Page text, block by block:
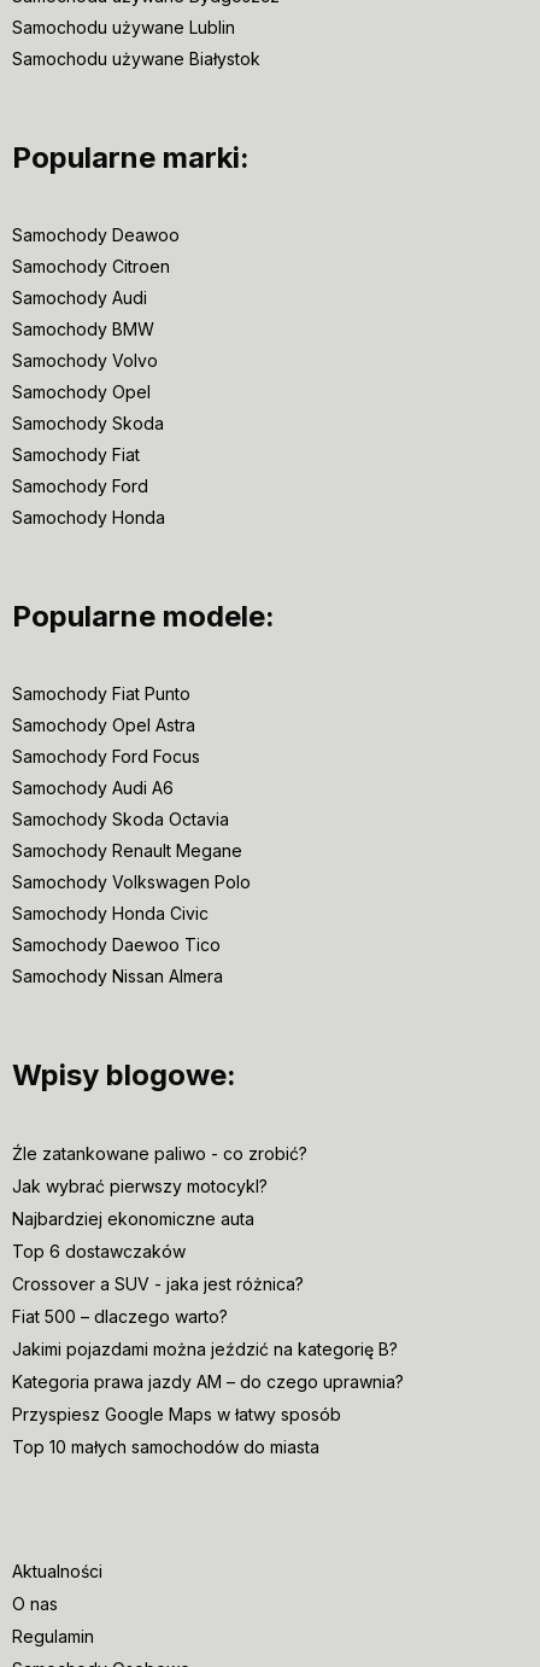
Samochodu używane Lublin
Samochodu używane Białystok
Popularne marki:
Samochody Deawoo
Samochody Citroen
Samochody Audi
Samochody BMW
Samochody Volvo
Samochody Opel
Samochody Skoda
Samochody Fiat
Samochody Ford
Samochody Honda
Popularne modele:
Samochody Fiat Punto
Samochody Opel Astra
Samochody Ford Focus
Samochody Audi A6
Samochody Skoda Octavia
Samochody Renault Megane
Samochody Volkswagen Polo
Samochody Honda Civic
Samochody Daewoo Tico
Samochody Nissan Almera
Wpisy blogowe:
Źle zatankowane paliwo - co zrobić?
Jak wybrać pierwszy motocykl?
Najbardziej ekonomiczne auta
Top 6 dostawczaków
Crossover a SUV - jaka jest różnica?
Fiat 500 – dlaczego warto?
Jakimi pojazdami można jeździć na kategorię B?
Kategoria prawa jazdy AM – do czego uprawnia?
Przyspiesz Google Maps w łatwy sposób
Top 10 małych samochodów do miasta
Aktualności
O nas
Regulamin